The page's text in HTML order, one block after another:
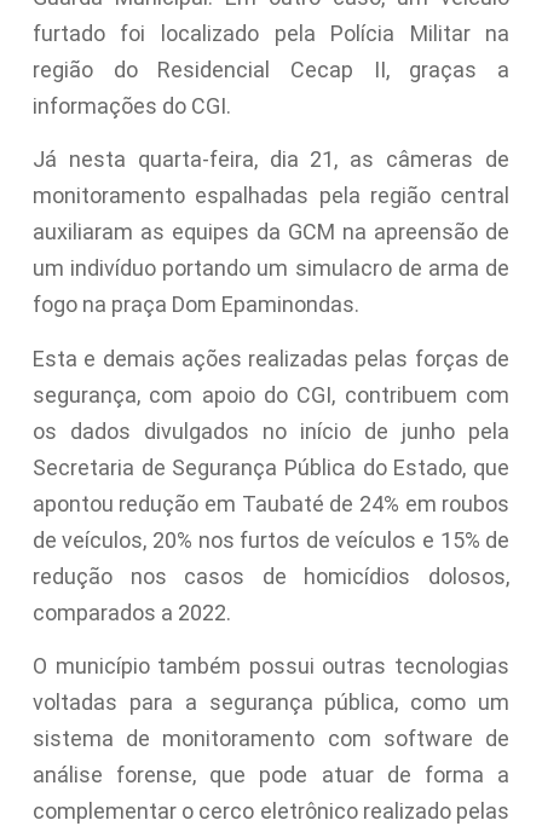
furtado foi localizado pela Polícia Militar na
região do Residencial Cecap II, graças a
informações do CGI.
Já nesta quarta-feira, dia 21, as câmeras de
monitoramento espalhadas pela região central
auxiliaram as equipes da GCM na apreensão de
um indivíduo portando um simulacro de arma de
fogo na praça Dom Epaminondas.
Esta e demais ações realizadas pelas forças de
segurança, com apoio do CGI, contribuem com
os dados divulgados no início de junho pela
Secretaria de Segurança Pública do Estado, que
apontou redução em Taubaté de 24% em roubos
de veículos, 20% nos furtos de veículos e 15% de
redução nos casos de homicídios dolosos,
comparados a 2022.
O município também possui outras tecnologias
voltadas para a segurança pública, como um
sistema de monitoramento com software de
análise forense, que pode atuar de forma a
complementar o cerco eletrônico realizado pelas